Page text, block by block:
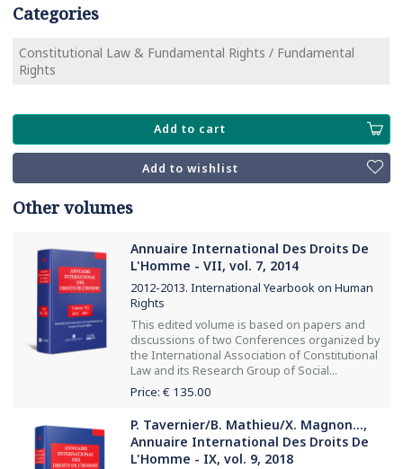
Categories
Constitutional Law & Fundamental Rights / Fundamental
Rights
Add to cart
Add to wishlist
Other volumes
Annuaire International Des Droits De
L'Homme - VII, vol. 7, 2014
2012-2013. International Yearbook on Human
Rights
This edited volume is based on papers and
discussions of two Conferences organized by
the International Association of Constitutional
Law and its Research Group of Social...
Price: € 135.00
P. Tavernier/B. Mathieu/X. Magnon...,
Annuaire International Des Droits De
L'Homme - ΙΧ, vol. 9, 2018